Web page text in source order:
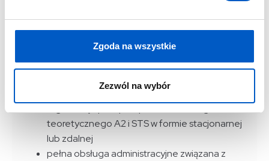
Zgoda na wszystkie
Zezwól na wybór
szkolenie praktyczne STS w formie
indywidualnej
profesjonalne wsparcie doświadczonej kadry
instruktorskiej
najnowszych dronach w klasie C5 i C6
teoretycznego A2 i STS w formie stacjonarnej
lub zdalnej
pełna obsługa administracyjne związana z